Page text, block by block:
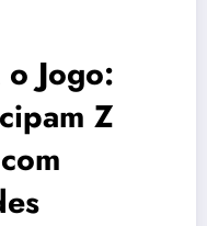
Jogo:
Z